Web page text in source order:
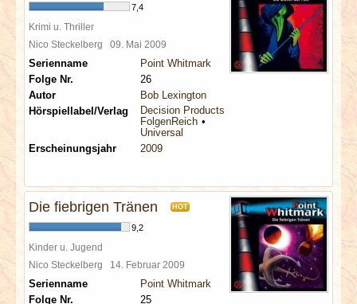
7,4
Krimi u. Thriller
Nico Steckelberg 09. Mai 2009
Serienname
Point Whitmark
Folge Nr.
26
Autor
Bob Lexington
Hörspiellabel/Verlag
Decision Products
FolgenReich
Universal
Erscheinungsjahr
2009
Die fiebrigen Tränen HOT
9,2
Kinder u. Jugend
Nico Steckelberg 14. Februar 2009
Serienname
Point Whitmark
Folge Nr.
25